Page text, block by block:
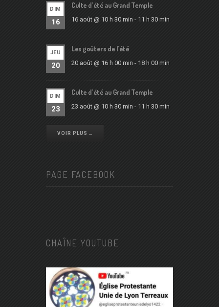
DIM
16
Culte d’été au Grand Temple
16 août @ 10 h 30 min - 11 h 30 min
JEU
20
Les goûters de l’été
20 août @ 16 h 00 min - 18 h 00 min
DIM
23
Culte d’été au Grand Temple
23 août @ 10 h 30 min - 11 h 30 min
VOIR PLUS …
PAGE FACEBOOK
CHAÎNE YOUTUBE